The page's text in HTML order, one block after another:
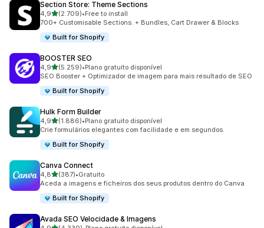
Section Store: Theme Sections
4,9de 5 estrelas
(2.709)
2709 total de avaliações
•Free to install
700+ Customisable Sections. + Bundles, Cart Drawer & Blocks
Built for Shopify
BOOSTER SEO
4,9de 5 estrelas
(5.259)
5259 total de avaliações
•Plano gratuito disponível
SEO Booster + Optimizador de imagem para mais resultado de SEO
Built for Shopify
Hulk Form Builder
4,9de 5 estrelas
(1.886)
1886 total de avaliações
•Plano gratuito disponível
Crie formulários elegantes com facilidade e em segundos.
Built for Shopify
Canva Connect
4,8de 5 estrelas
(387)
387 total de avaliações
•Gratuito
Aceda a imagens e ficheiros dos seus produtos dentro do Canva
Built for Shopify
Avada SEO Velocidade & Imagens